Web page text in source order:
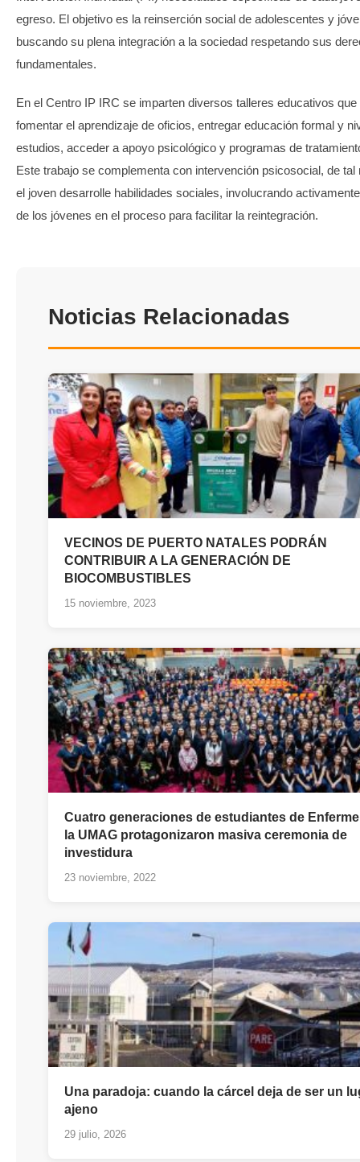
egreso. El objetivo es la reinserción social de adolescentes y
buscando su plena integración a la sociedad respetando sus
fundamentales.
En el Centro IP IRC se imparten diversos talleres educativos
fomentar el aprendizaje de oficios, entregar educación formal y
estudios, acceder a apoyo psicológico y programas de
Este trabajo se complementa con intervención psicosocial, de tal
el joven desarrolle habilidades sociales, involucrando
de los jóvenes en el proceso para facilitar la reintegración.
Noticias Relacionadas
VECINOS DE PUERTO NATALES PODRÁN
CONTRIBUIR A LA GENERACIÓN DE
BIOCOMBUSTIBLES
15 noviembre, 2023
Cuatro generaciones de estudiantes de
la UMAG protagonizaron masiva ceremonia de
investidura
23 noviembre, 2022
Una paradoja: cuando la cárcel deja de ser un
ajeno
29 julio, 2026